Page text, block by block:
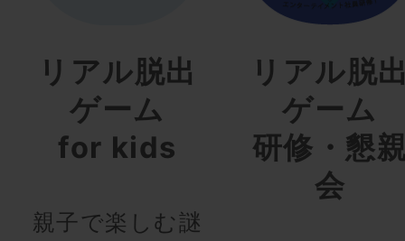
リアル脱出
ゲーム
for kids
親子で楽しむ謎
リアル脱
ゲーム
研修・懇
会